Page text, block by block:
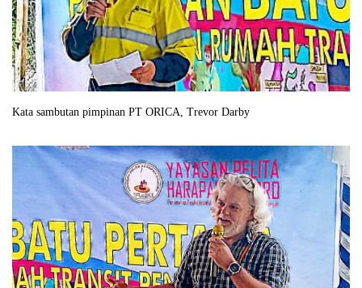
Kata sambutan pimpinan PT ORICA, Trevor Darby